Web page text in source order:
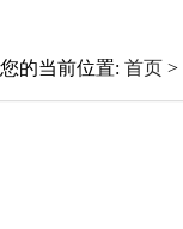
您的当前位置: 首页 >